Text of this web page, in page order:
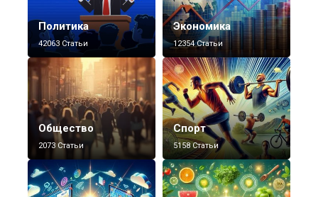
Политика
42063 Статьи
Экономика
12354 Статьи
Общество
2073 Статьи
Спорт
5158 Статьи